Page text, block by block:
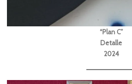
“Plan C”
Detalle
2024